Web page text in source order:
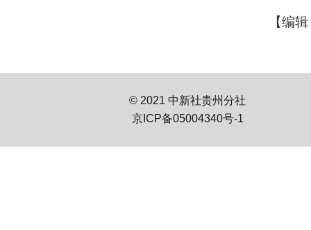
【编
© 2021 中新社贵州分社
京ICP备05004340号-1